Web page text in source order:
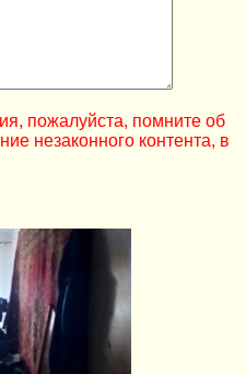
пожалуйста, помните об
незаконного контента, в